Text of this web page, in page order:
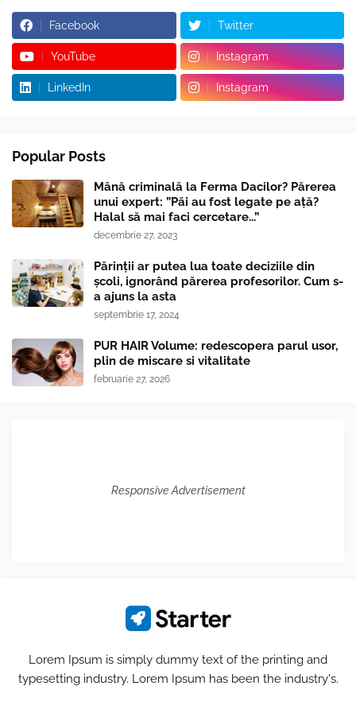
Facebook Twitter
YouTube Instagram
LinkedIn Instagram
Popular Posts
Mână criminală la Ferma Dacilor? Părerea
unui expert: ”Păi au fost legate pe ață?
Halal să mai faci cercetare...”
decembrie 27, 2023
Părinții ar putea lua toate deciziile din
școli, ignorând părerea profesorilor. Cum s-
a ajuns la asta
septembrie 17, 2024
PUR HAIR Volume: redescopera parul usor,
plin de miscare si vitalitate
februarie 27, 2026
Responsive Advertisement
Lorem Ipsum is simply dummy text of the printing and
typesetting industry. Lorem Ipsum has been the industry's.